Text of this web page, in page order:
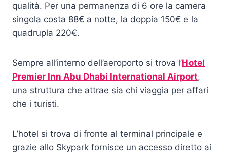
qualità. Per una permanenza di 6 ore la camera
singola costa 88€ a notte, la doppia 150€ e la
quadrupla 220€.
Sempre all’interno dell’aeroporto si trova l’Hotel
Premier Inn Abu Dhabi International Airport,
una struttura che attrae sia chi viaggia per affari
che i turisti.
L’hotel si trova di fronte al terminal principale e
grazie allo Skypark fornisce un accesso diretto ai